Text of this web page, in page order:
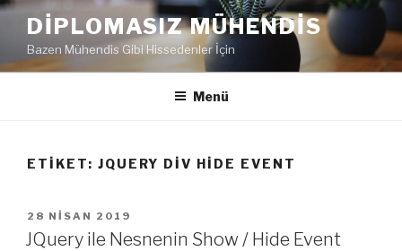
İçeriğe
DIPLOMASIZ MÜHENDIS
Bazen Mühendis Gibi Hissedenler İçin
Menü
ETIKET: JQUERY DIV HIDE EVENT
YAYIM
TARIHI
28 NISAN 2019
JQuery ile Nesnenin Show / Hide Event